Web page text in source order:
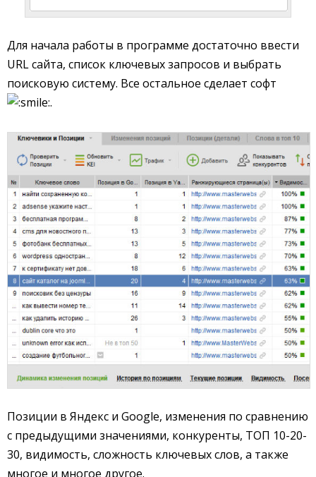
Для начала работы в программе достаточно ввести
URL сайта, список ключевых запросов и выбрать
поисковую систему. Все остальное сделает софт
.
Позиции в Яндекс и Google, изменения по сравнению
с предыдущими значениями, конкуренты, ТОП 10-20-
30, видимость, сложность ключевых слов, а также
многое и многое другое.